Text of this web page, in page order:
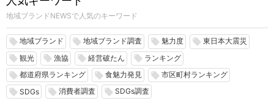
地域ブランドNEWSで人気のキーワード
local_offer 地域ブランド local_offer 地域ブランド調査 local_offer 魅力度 local_offer 東日本大震災
local_offer 観光 local_offer 漁協 local_offer 経営破たん local_offer ランキング
local_offer 都道府県ランキング local_offer 食魅力発見 local_offer 市区町村ランキング
local_offer SDGs local_offer 消費者調査 local_offer SDGs調査